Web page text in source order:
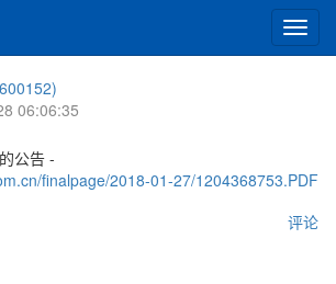
切
换
06:06:35
公告 -
finalpage/2018-01-27/1204368753.PDF
评论